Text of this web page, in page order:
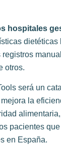
hospitales
otros.
será un
la
pacientes
en España.